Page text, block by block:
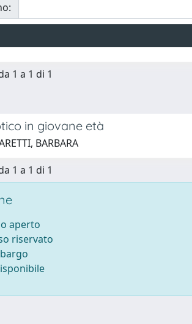
1 a 1 di 1
in giovane età
BARBARA
1 a 1 di 1
aperto
riservato